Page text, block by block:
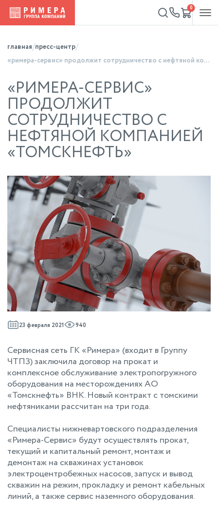
0
главная пресс-центр
«римера-сервис» продолжит сотрудничество с нефтяной компанией «томскнефть»
«РИМЕРА-СЕРВИС»
ПРОДОЛЖИТ
СОТРУДНИЧЕСТВО С
НЕФТЯНОЙ КОМПАНИЕЙ
«ТОМСКНЕФТЬ»
23 февраля 2021 940
Сервисная сеть ГК «Римера» (входит в Группу
ЧТПЗ) заключила договор на прокат и
комплексное обслуживание электропогружного
оборудования на месторождениях АО
«Томскнефть» ВНК. Новый контракт с томскими
нефтяниками рассчитан на три года.
Специалисты нижневартовского подразделения
«Римера-Сервис» будут осуществлять прокат,
текущий и капитальный ремонт, монтаж и
демонтаж на скважинах установок
электроцентробежных насосов, запуск и вывод
скважин на режим, прокладку и ремонт кабельных
линий, а также сервис наземного оборудования.